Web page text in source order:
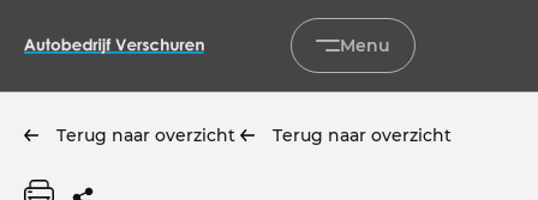
Menu
Terug naar overzicht Terug naar overzicht